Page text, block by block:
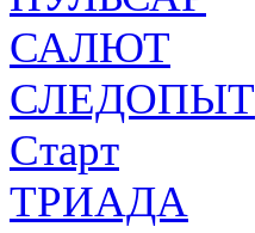
САЛЮТ
СЛЕДОПЫТ
Старт
ТРИАДА